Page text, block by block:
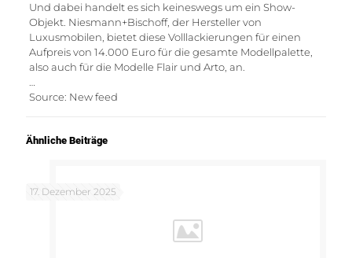
Und dabei handelt es sich keineswegs um ein Show-
Objekt. Niesmann+Bischoff, der Hersteller von
Luxusmobilen, bietet diese Volllackierungen für einen
Aufpreis von 14.000 Euro für die gesamte Modellpalette,
also auch für die Modelle Flair und Arto, an.
Source: New feed
Ähnliche Beiträge
17. Dezember 2025